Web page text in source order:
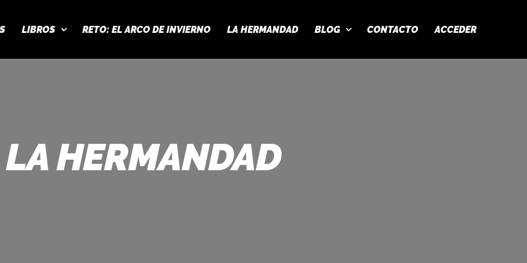
LIBROS RETO: EL ARCO DE INVIERNO LA HERMANDAD BLOG CONTACTO ACCEDER
LA HERMANDAD